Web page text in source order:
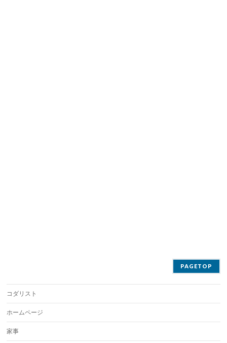
PAGETOP
コダリスト
ホームページ
家事